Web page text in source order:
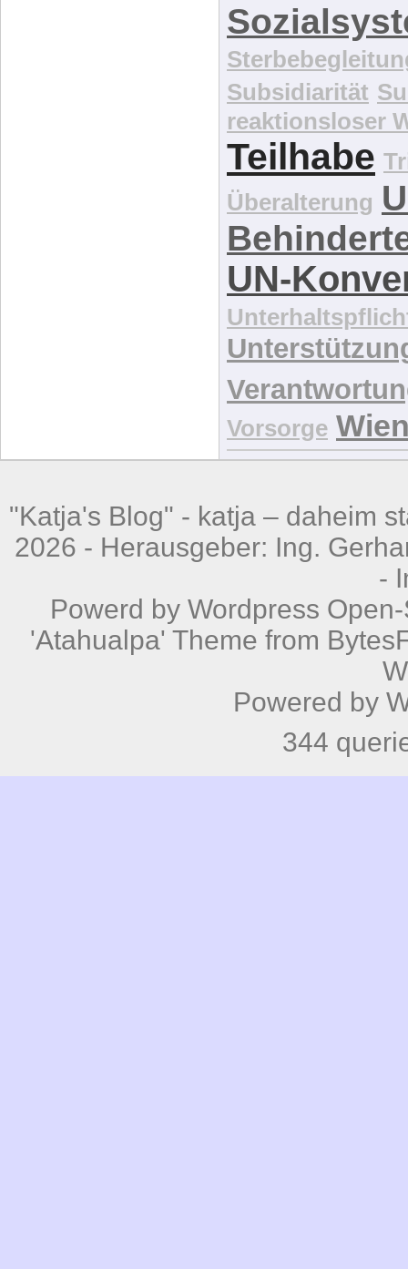
Subsidiarität
reaktionsloser
Teilhabe
Überalterung
UN-
Vorsorge
"Katja's Blog" - katja – daheim
2026 - Herausgeber: Ing.
-
Powerd by Wordpress
'Atahualpa' Theme from
Powered by
344